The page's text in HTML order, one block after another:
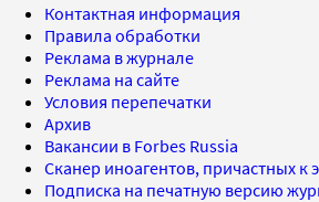
Контактная информация
Правила обработки
Реклама в журнале
Реклама на сайте
Условия перепечатки
Архив
Вакансии в Forbes Russia
Сканер иноагентов, причастных
Подписка на печатную версию